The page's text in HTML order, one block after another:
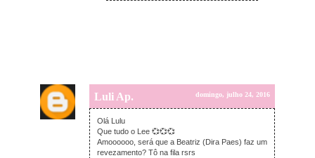
Luli Ap. domingo, julho 24, 2016
Olá Lulu
Que tudo o Lee 💞💞💞
Amoooooo, será que a Beatriz (Dira Paes) faz um
revezamento? Tô na fila rsrs